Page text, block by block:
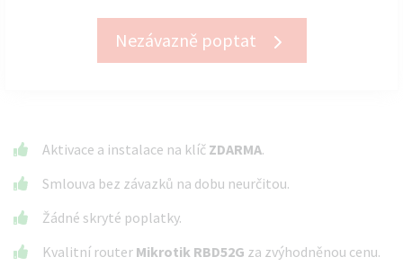
Nezávazně poptat
Aktivace a instalace na klíč ZDARMA.
Smlouva bez závazků na dobu neurčitou.
Žádné skryté poplatky.
Kvalitní router Mikrotik RBD52G za zvýhodněnou cenu.